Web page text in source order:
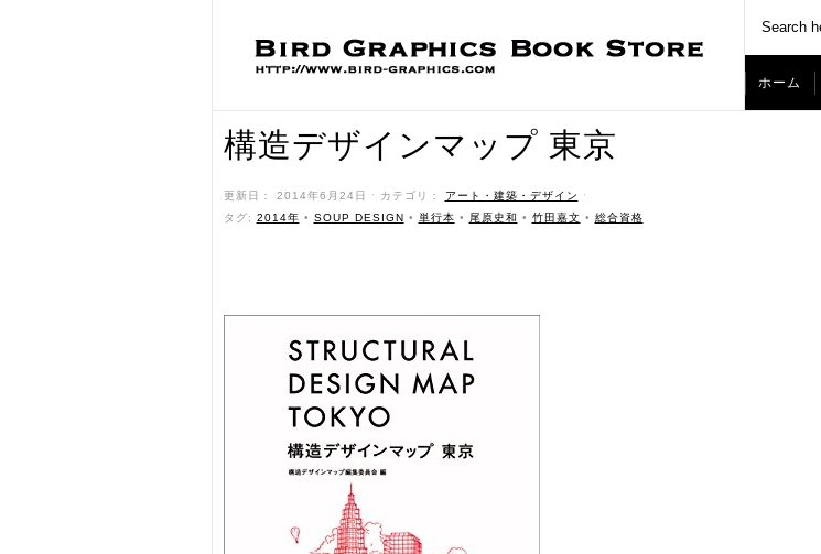
ホーム
構造デザインマップ 東京
更新日： 2014年6月24日 ˑ カテゴリ： アート・建築・デザイン
ˑ
タグ: 2014年 • SOUP DESIGN • 単行本 • 尾原史和 • 竹田嘉文 • 総合資格